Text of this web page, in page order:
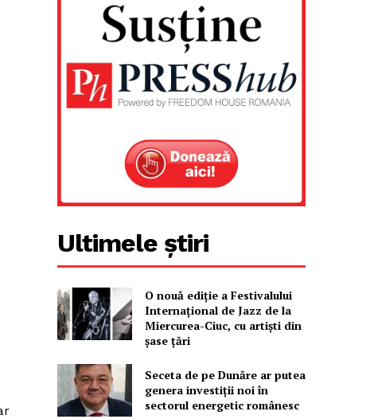
Ultimele știri
O nouă ediţie a Festivalului
Internaţional de Jazz de la
Miercurea-Ciuc, cu artişti din
şase ţări
Seceta de pe Dunăre ar putea
genera investiții noi în
sectorul energetic românesc